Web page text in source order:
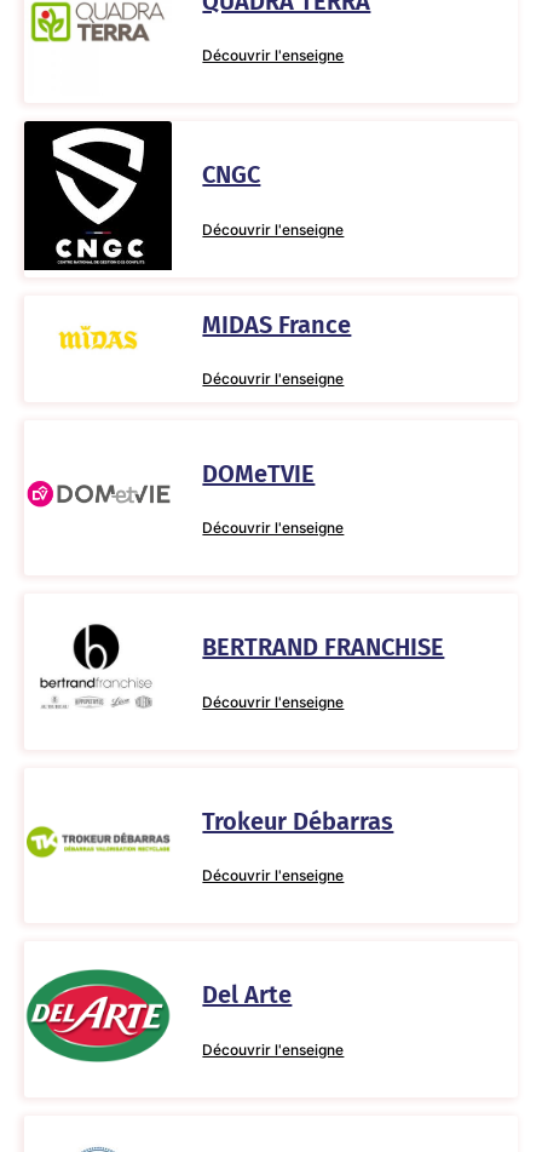
Découvrir l'enseigne
CNGC
Découvrir l'enseigne
MIDAS France
Découvrir l'enseigne
DOMeTVIE
Découvrir l'enseigne
BERTRAND FRANCHISE
Découvrir l'enseigne
Trokeur Débarras
Découvrir l'enseigne
Del Arte
Découvrir l'enseigne